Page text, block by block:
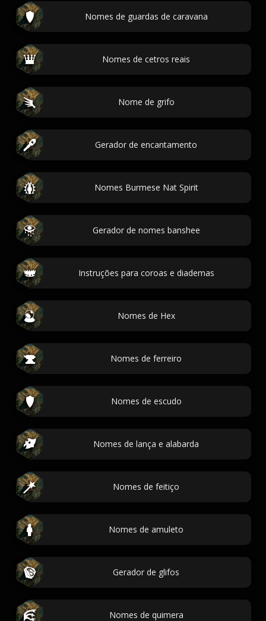
Nomes de guardas de caravana
Nomes de cetros reais
Nome de grifo
Gerador de encantamento
Nomes Burmese Nat Spirit
Gerador de nomes banshee
Instruções para coroas e diademas
Nomes de Hex
Nomes de ferreiro
Nomes de escudo
Nomes de lança e alabarda
Nomes de feitiço
Nomes de amuleto
Gerador de glifos
Nomes de quimera